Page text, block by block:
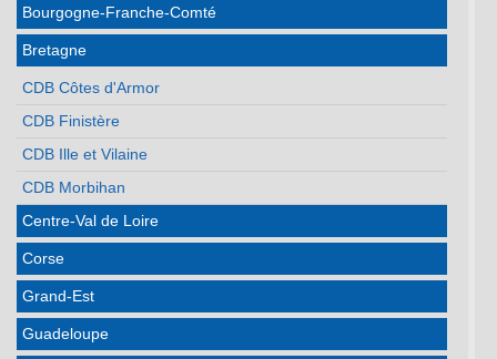
Bourgogne-Franche-Comté
Bretagne
CDB Côtes d'Armor
CDB Finistère
CDB Ille et Vilaine
CDB Morbihan
Centre-Val de Loire
Corse
Grand-Est
Guadeloupe